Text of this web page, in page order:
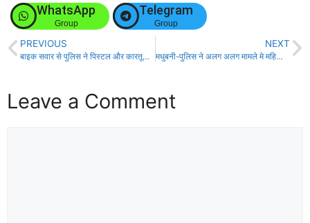
WhatsApp
Group
Telegram
Group
PREVIOUS
बाइक सवार से पुलिस ने पिस्टल और कारतूस किया बरामद, अपराधी फरार!
NEXT
मधुबनी-पुलिस ने अलग अलग मामले मे महिला सहित पांच को किया गिरफ्तार!
Leave a Comment